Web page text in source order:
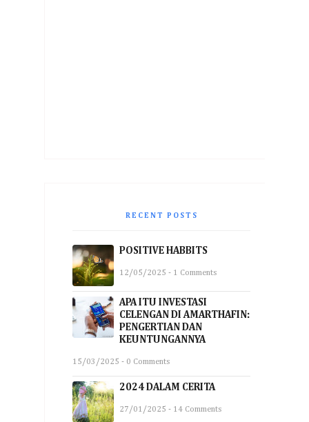
RECENT POSTS
POSITIVE HABBITS
12/05/2025 - 1 Comments
APA ITU INVESTASI
CELENGAN DI AMARTHAFIN:
PENGERTIAN DAN
KEUNTUNGANNYA
15/03/2025 - 0 Comments
2024 DALAM CERITA
27/01/2025 - 14 Comments